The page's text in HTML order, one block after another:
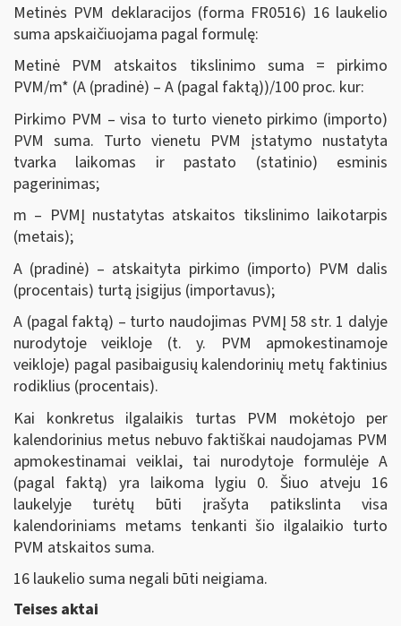
Metinės PVM deklaracijos (forma FR0516) 16 laukelio
suma apskaičiuojama pagal formulę:
Metinė PVM atskaitos tikslinimo suma = pirkimo
PVM/m* (A (pradinė) – A (pagal faktą))/100 proc. kur:
Pirkimo PVM – visa to turto vieneto pirkimo (importo)
PVM suma. Turto vienetu PVM įstatymo nustatyta
tvarka laikomas ir pastato (statinio) esminis
pagerinimas;
m – PVMĮ nustatytas atskaitos tikslinimo laikotarpis
(metais);
A (pradinė) – atskaityta pirkimo (importo) PVM dalis
(procentais) turtą įsigijus (importavus);
A (pagal faktą) – turto naudojimas PVMĮ 58 str. 1 dalyje
nurodytoje veikloje (t. y. PVM apmokestinamoje
veikloje) pagal pasibaigusių kalendorinių metų faktinius
rodiklius (procentais).
Kai konkretus ilgalaikis turtas PVM mokėtojo per
kalendorinius metus nebuvo faktiškai naudojamas PVM
apmokestinamai veiklai, tai nurodytoje formulėje A
(pagal faktą) yra laikoma lygiu 0. Šiuo atveju 16
laukelyje turėtų būti įrašyta patikslinta visa
kalendoriniams metams tenkanti šio ilgalaikio turto
PVM atskaitos suma.
16 laukelio suma negali būti neigiama.
Teises aktai